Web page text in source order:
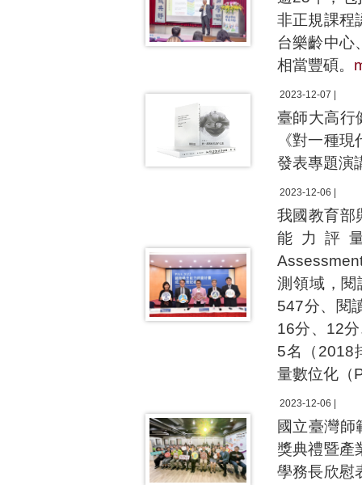
非正規課程
台樂齡中心
相當豐碩。
2023-12-07 |
臺師大高行
《對一種
發表專題演
2023-12-06 |
我國教育部
能力評量
測領域，閱
547分、閱
16分、12
5名（2018
量數位化（
2023-12-06 |
國立臺灣
獎典禮暨產
學務長欣慰